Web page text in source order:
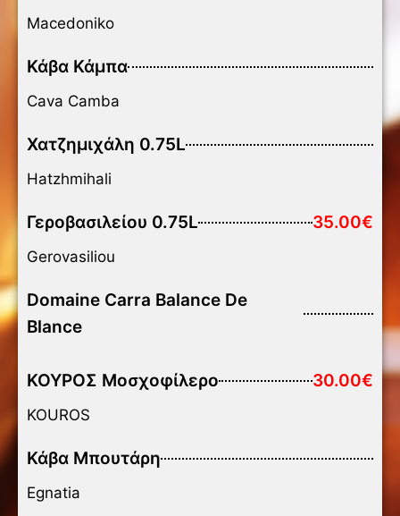
Macedoniko
Κάβα Κάμπα
Cava Camba
Χατζημιχάλη 0.75L
Hatzhmihali
Γεροβασιλείου 0.75L 35.00€
Gerovasiliou
Domaine Carra Balance De
Blance
ΚΟΥΡΟΣ Μοσχοφίλερο 30.00€
KOUROS
Κάβα Μπουτάρη
Egnatia